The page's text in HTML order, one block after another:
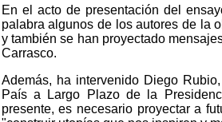
En el acto de presentación del
palabra algunos de los autores de la
y también se han proyectado
Carrasco.
Además, ha intervenido Diego
País a Largo Plazo de la
presente, es necesario proyectar a